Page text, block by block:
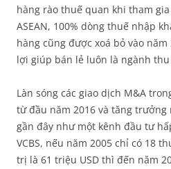
hàng rào thuế quan khi tham
ASEAN, 100% dòng thuế nhập
hàng cũng được xoá bỏ vào
lợi giúp bán lẻ luôn là ngành
Làn sóng các giao dịch M&A
từ đầu năm 2016 và tăng
gần đây như một kênh đầu tư
VCBS, nếu năm 2005 chỉ có 18
trị là 61 triệu USD thì đến năm